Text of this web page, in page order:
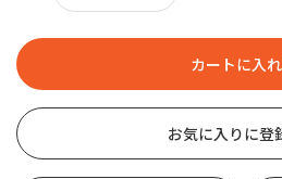
お気に入りに登